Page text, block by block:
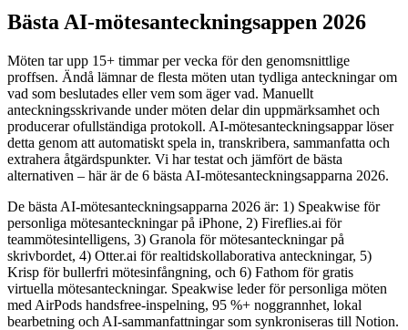
Bästa AI-mötesanteckningsappen 2026
Möten tar upp 15+ timmar per vecka för den genomsnittlige
proffsen. Ändå lämnar de flesta möten utan tydliga anteckningar om
vad som beslutades eller vem som äger vad. Manuellt
anteckningsskrivande under möten delar din uppmärksamhet och
producerar ofullständiga protokoll. AI-mötesanteckningsappar löser
detta genom att automatiskt spela in, transkribera, sammanfatta och
extrahera åtgärdspunkter. Vi har testat och jämfört de bästa
alternativen – här är de 6 bästa AI-mötesanteckningsapparna 2026.
De bästa AI-mötesanteckningsapparna 2026 är: 1) Speakwise för
personliga mötesanteckningar på iPhone, 2) Fireflies.ai för
teammötesintelligens, 3) Granola för mötesanteckningar på
skrivbordet, 4) Otter.ai för realtidskollaborativa anteckningar, 5)
Krisp för bullerfri mötesinfångning, och 6) Fathom för gratis
virtuella mötesanteckningar. Speakwise leder för personliga möten
med AirPods handsfree-inspelning, 95 %+ noggrannhet, lokal
bearbetning och AI-sammanfattningar som synkroniseras till Notion.